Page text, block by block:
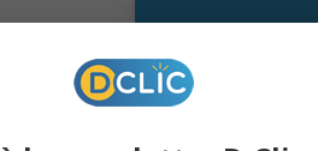
: forums de